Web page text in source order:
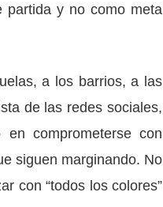
partida y no como meta
a los barrios, a las
de las redes sociales,
comprometerse con
siguen marginando. No
con “todos los colores”